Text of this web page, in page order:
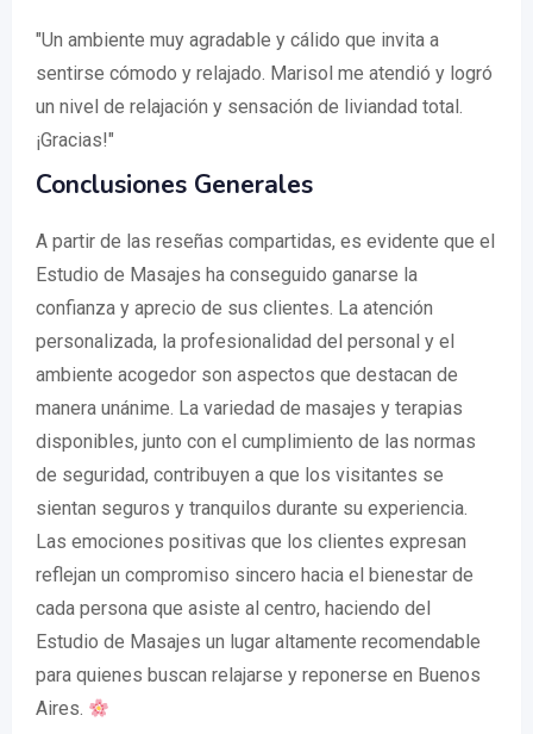
"Un ambiente muy agradable y cálido que invita a
sentirse cómodo y relajado. Marisol me atendió y logró
un nivel de relajación y sensación de liviandad total.
¡Gracias!"
Conclusiones Generales
A partir de las reseñas compartidas, es evidente que el
Estudio de Masajes ha conseguido ganarse la
confianza y aprecio de sus clientes. La atención
personalizada, la profesionalidad del personal y el
ambiente acogedor son aspectos que destacan de
manera unánime. La variedad de masajes y terapias
disponibles, junto con el cumplimiento de las normas
de seguridad, contribuyen a que los visitantes se
sientan seguros y tranquilos durante su experiencia.
Las emociones positivas que los clientes expresan
reflejan un compromiso sincero hacia el bienestar de
cada persona que asiste al centro, haciendo del
Estudio de Masajes un lugar altamente recomendable
para quienes buscan relajarse y reponerse en Buenos
Aires.